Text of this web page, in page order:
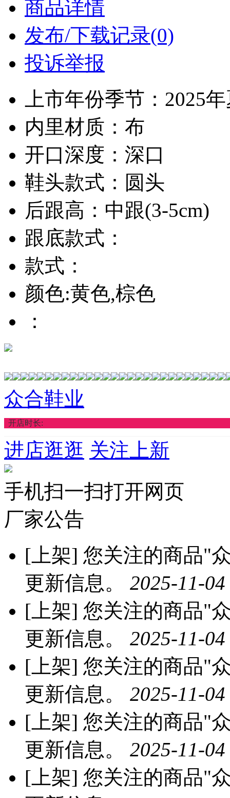
商品详情
发布/下载记录(0)
投诉举报
上市年份季节：2025
内里材质：布
开口深度：深口
鞋头款式：圆头
后跟高：中跟(3-5cm)
跟底款式：
款式：
颜色:黄色,棕色
：
众合鞋业
开店时长:
进店逛逛 关注上新
手机扫一扫打开网页
厂家公告
[上架] 您关注的商品"
更新信息。 2025-11-
[上架] 您关注的商品"
更新信息。 2025-11-
[上架] 您关注的商品"
更新信息。 2025-11-
[上架] 您关注的商品"
更新信息。 2025-11-
[上架] 您关注的商品"